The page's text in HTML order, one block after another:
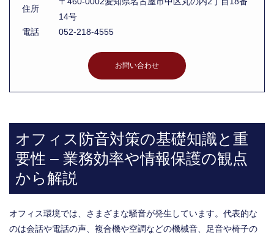
住所
14号
電話
052-218-4555
お問い合わせ
オフィス防音対策の基礎知識と重
要性 – 業務効率や情報保護の観点
から解説
オフィス環境では、さまざまな騒音が発生しています。代表的な
のは会話や電話の声、複合機や空調などの機械音、足音や椅子の